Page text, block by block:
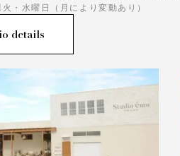
・水曜日（月により変動あり）
details